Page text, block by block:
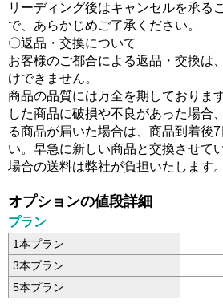
リーディング後はキャンセルを承る
で、あらかじめご了承ください。
〇返品・交換について
お客様のご都合による返品・交換は
けできません。
商品の品質には万全を期しておりま
した商品に破損や不良があった場合
る商品が届いた場合は、商品到着後
い。早急に新しい商品と交換させて
場合の送料は弊社が負担いたします。
オプションの値段詳細
プラン
1本プラン
3本プラン
5本プラン